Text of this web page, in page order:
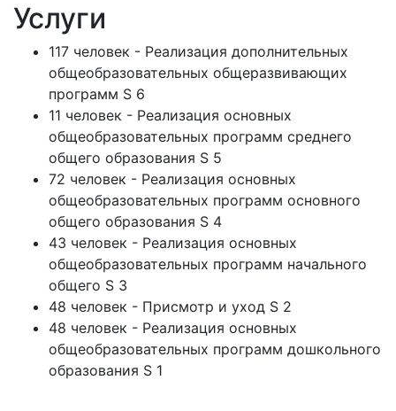
Услуги
117 человек - Реализация дополнительных
общеобразовательных общеразвивающих
программ S 6
11 человек - Реализация основных
общеобразовательных программ среднего
общего образования S 5
72 человек - Реализация основных
общеобразовательных программ основного
общего образования S 4
43 человек - Реализация основных
общеобразовательных программ начального
общего S 3
48 человек - Присмотр и уход S 2
48 человек - Реализация основных
общеобразовательных программ дошкольного
образования S 1